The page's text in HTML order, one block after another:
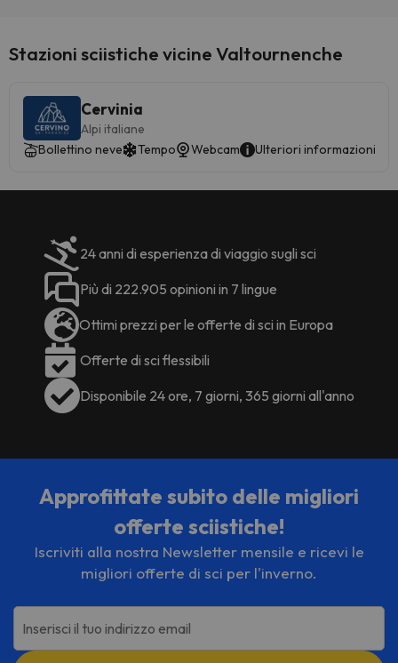
struttura. La struttura può
parte della struttura.
Stazioni sciistiche vicine Valtournenche
Cervinia
Alpi italiane
Bollettino neve
Tempo Webcam Ulteriori informazioni
24 anni di esperienza di viaggio sugli sci
Più di 222.905 opinioni in 7 lingue
Ottimi prezzi per le offerte di sci in Europa
Offerte di sci flessibili
Disponibile 24 ore, 7 giorni, 365 giorni all'anno
Approfittate subito delle migliori
offerte sciistiche!
Iscriviti alla nostra Newsletter mensile e ricevi le
migliori offerte di sci per l'inverno.
Inserisci il tuo indirizzo email